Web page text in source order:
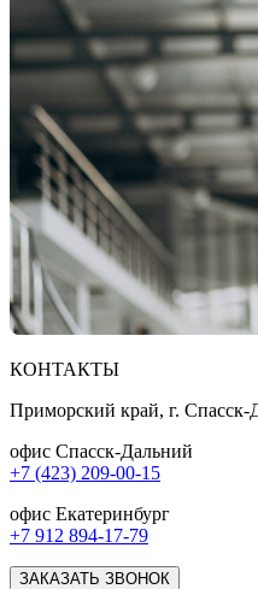
КОНТАКТЫ
Приморский край, г. Спасск-
офис Спасск-Дальний
+7 (423) 209-00-15
офис Екатеринбург
+7 912 894-17-79
ЗАКАЗАТЬ ЗВОНОК